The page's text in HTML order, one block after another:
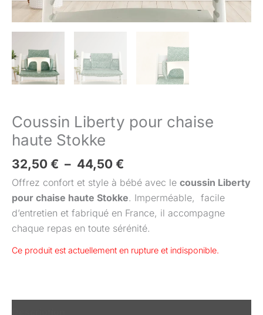
Coussin Liberty pour chaise
haute Stokke
32,50 € – 44,50 €
Offrez confort et style à bébé avec le coussin Liberty
pour chaise haute Stokke. Imperméable, facile
d’entretien et fabriqué en France, il accompagne
chaque repas en toute sérénité.
Ce produit est actuellement en rupture et indisponible.